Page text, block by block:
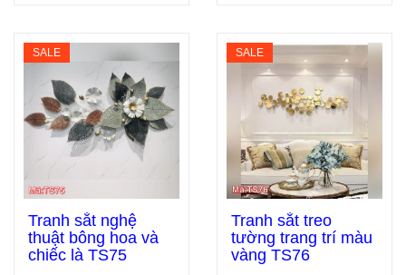
SALE
Thêm vào giỏ hàng
Tranh sắt treo
tường trang trí màu
vàng TS76
SALE
Tranh sắt nghệ
thuật bông hoa và
chiếc là TS75